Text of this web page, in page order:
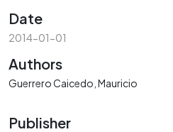
Date
2014-01-01
Authors
Guerrero Caicedo, Mauricio
Publisher